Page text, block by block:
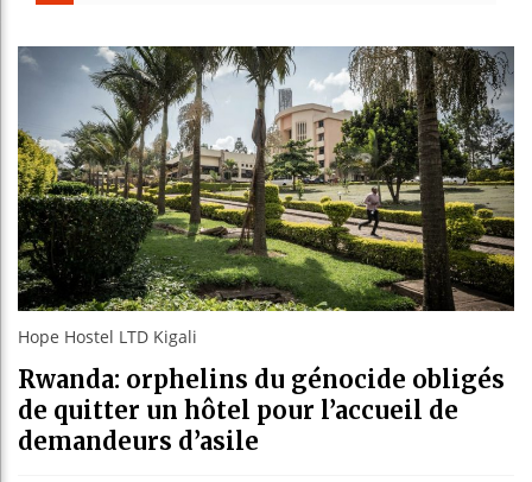
Bénin :
Aliko
Hope Hostel LTD Kigali
Rwanda: orphelins du génocide obligés
de quitter un hôtel pour l’accueil de
demandeurs d’asile